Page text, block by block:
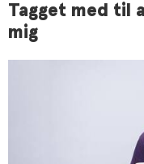
Tagget med til
mig